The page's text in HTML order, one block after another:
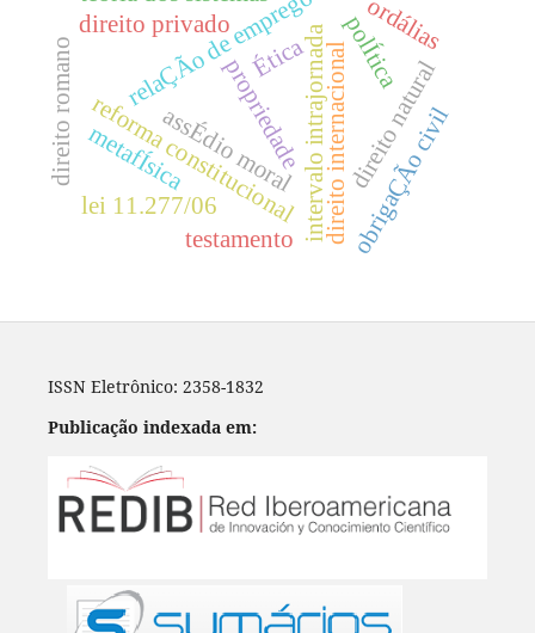
assÉdio moralintervalo intrajornadadireito internacional
reforma constitucional
relaÇÃo de emprego
obrigaÇÃo civil
direito natural
testamento
polÍtica
direito privado
direito romano propriedade
lei 11.277/06
Ética
ordálias
metafÍsica
ISSN Eletrônico: 2358-1832
Publicação indexada em: